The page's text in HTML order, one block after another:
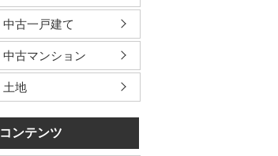
中古一戸建て
中古マンション
土地
コンテンツ